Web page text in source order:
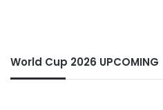
World Cup 2026 UPCOMING